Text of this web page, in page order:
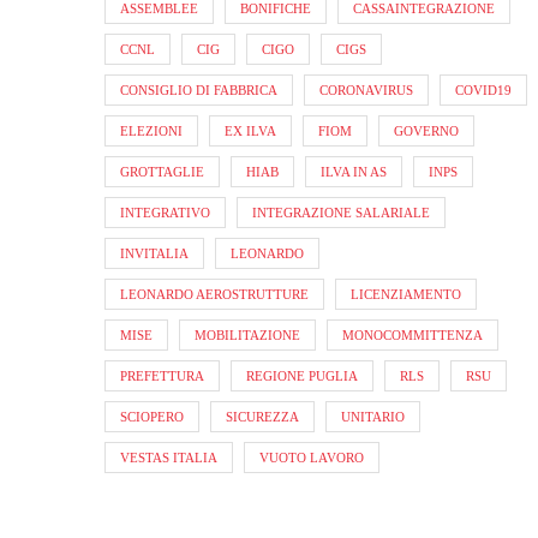
ASSEMBLEE BONIFICHE CASSAINTEGRAZIONE
CCNL CIG CIGO CIGS
CONSIGLIO DI FABBRICA CORONAVIRUS COVID19
ELEZIONI EX ILVA FIOM GOVERNO
GROTTAGLIE HIAB ILVA IN AS INPS
INTEGRATIVO INTEGRAZIONE SALARIALE
INVITALIA LEONARDO
LEONARDO AEROSTRUTTURE LICENZIAMENTO
MISE MOBILITAZIONE MONOCOMMITTENZA
PREFETTURA REGIONE PUGLIA RLS RSU
SCIOPERO SICUREZZA UNITARIO
VESTAS ITALIA VUOTO LAVORO